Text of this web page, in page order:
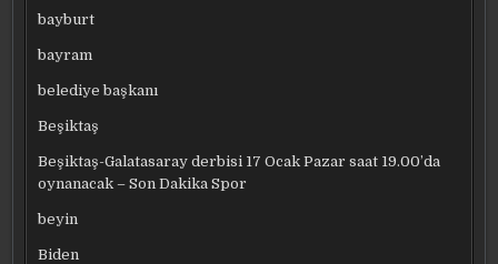
bayburt
bayram
belediye başkanı
Beşiktaş
Beşiktaş-Galatasaray derbisi 17 Ocak Pazar saat 19.00’da
oynanacak – Son Dakika Spor
beyin
Biden